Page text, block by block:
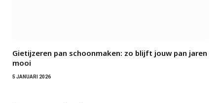
Gietijzeren pan schoonmaken: zo blijft jouw pan jaren
mooi
5 JANUARI 2026